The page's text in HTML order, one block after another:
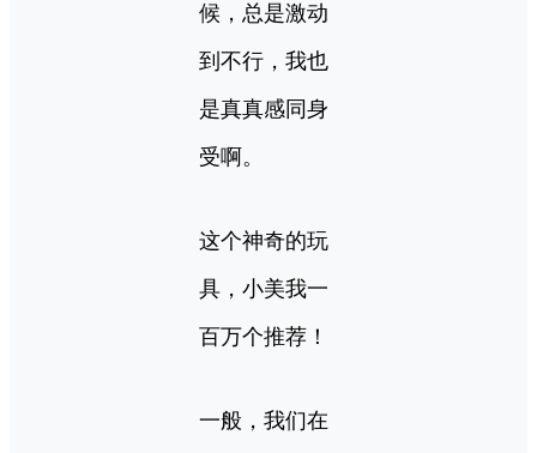
候，总是激动
到不行，我也
是真真感同身
受啊。
这个神奇的玩
具，小美我一
百万个推荐！
一般，我们在